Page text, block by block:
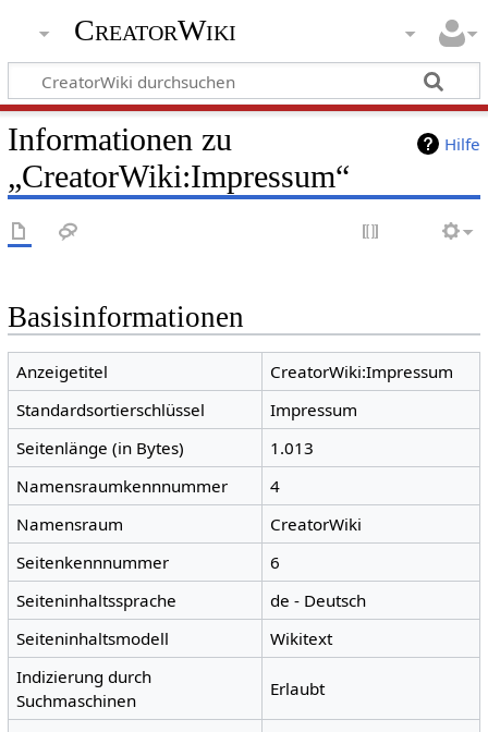
CreatorWiki
Hilfe
Informationen zu
„CreatorWiki:Impressum“
Basisinformationen
Anzeigetitel
CreatorWiki:Impressum
Standardsortierschlüssel
Impressum
Seitenlänge (in Bytes)
1.013
Namensraumkennnummer
4
Namensraum
CreatorWiki
Seitenkennnummer
6
Seiteninhaltssprache
de - Deutsch
Seiteninhaltsmodell
Wikitext
Indizierung durch
Suchmaschinen
Erlaubt